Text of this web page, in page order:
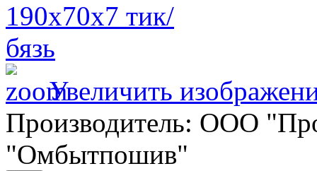
Увеличить
Производитель: ООО
"Омбытпошив"